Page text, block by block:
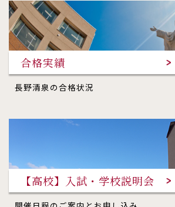
合格実績
長野清泉の合格状況
【高校】入試・学校説明会